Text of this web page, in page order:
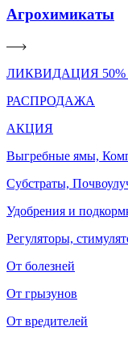
Агрохимикаты
ЛИКВИДАЦИЯ 50%
РАСПРОДАЖА
АКЦИЯ
Выгребные ямы,
Субстраты,
Удобрения и
Регуляторы,
От болезней
От грызунов
От вредителей